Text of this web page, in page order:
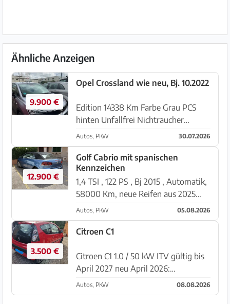
Ähnliche Anzeigen
9.900 €
Opel Crossland wie neu, Bj. 10.2022
Edition 14338 Km Farbe Grau PCS
hinten Unfallfrei Nichtraucher
Klimaanlage USB Abgemeldet
Standort Palma de Mallorca Letze
Inspektion 19.03.2024 bei 12659 Km
Alle Papiere und Schlüssel vorhanden
Autos, PKW 30.07.2026
12.900 €
Golf Cabrio mit spanischen
Kennzeichen
1,4 TSI , 122 PS , Bj 2015 , Automatik,
58000 Km, neue Reifen aus 2025
Standort Porto Cristo, verfügbar ab
03.09.2026 Gerne Kontakt über
moperdi@freenet.de
Autos, PKW 05.08.2026
3.500 €
Citroen C1
Citroen C1 1.0 / 50 kW ITV gültig bis
April 2027 neu April 2026:
Katalisator neu Juni 2026:
Wasserpumpe, Keilriemen neu
Autos, PKW 08.08.2026